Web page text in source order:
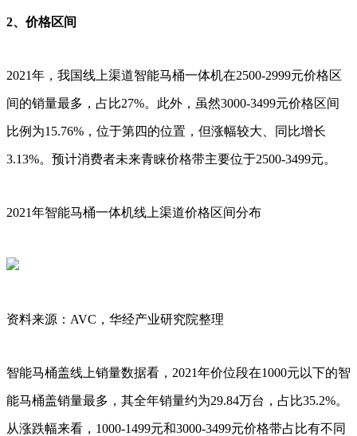
2、价格区间
2021年，我国线上渠道智能马桶一体机在2500-2999元价格区
间的销量最多，占比27%。此外，虽然3000-3499元价格区间
比例为15.76%，位于第四的位置，但涨幅较大、同比增长
3.13%。预计消费者未来青睐价格带主要位于2500-3499元。
2021年智能马桶一体机线上渠道价格区间分布
资料来源：AVC，华经产业研究院整理
智能马桶盖线上销量数据看，2021年价位段在1000元以下的智
能马桶盖销量最多，其全年销量约为29.84万台，占比35.2%。
从涨跌幅来看，1000-1499元和3000-3499元价格带占比有不同